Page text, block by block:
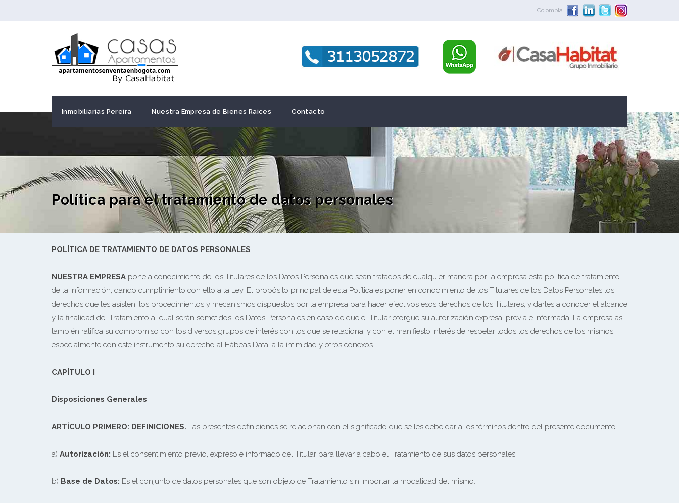
Colombia
Inmobiliarias Pereira Nuestra Empresa de Bienes Raices Contacto
Política para el tratamiento de datos personales
POLÍTICA DE TRATAMIENTO DE DATOS PERSONALES
NUESTRA EMPRESA pone a conocimiento de los Titulares de los Datos Personales que sean tratados de cualquier manera por la empresa esta política de tratamiento
de la información, dando cumplimiento con ello a la Ley. El propósito principal de esta Política es poner en conocimiento de los Titulares de los Datos Personales los
derechos que les asisten, los procedimientos y mecanismos dispuestos por la empresa para hacer efectivos esos derechos de los Titulares, y darles a conocer el alcance
y la finalidad del Tratamiento al cual serán sometidos los Datos Personales en caso de que el Titular otorgue su autorización expresa, previa e informada. La empresa así
también ratifica su compromiso con los diversos grupos de interés con los que se relaciona; y con el manifiesto interés de respetar todos los derechos de los mismos,
especialmente con este instrumento su derecho al Hábeas Data, a la intimidad y otros conexos.
CAPÍTULO I
Disposiciones Generales
ARTÍCULO PRIMERO: DEFINICIONES. Las presentes definiciones se relacionan con el significado que se les debe dar a los términos dentro del presente documento.
a) Autorización: Es el consentimiento previo, expreso e informado del Titular para llevar a cabo el Tratamiento de sus datos personales.
b) Base de Datos: Es el conjunto de datos personales que son objeto de Tratamiento sin importar la modalidad del mismo.